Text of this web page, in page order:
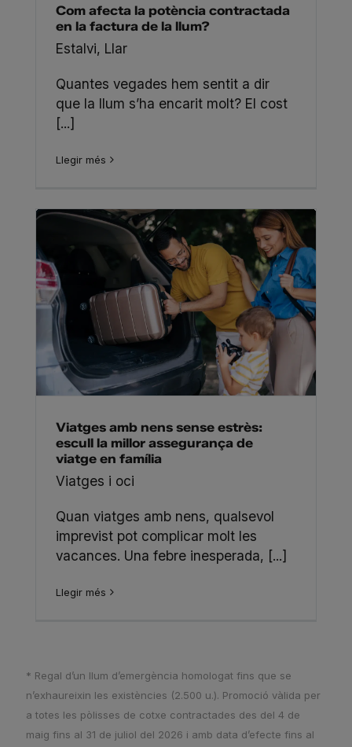
Com afecta la potència contractada
en la factura de la llum?
Estalvi, Llar
Quantes vegades hem sentit a dir
que la llum s’ha encarit molt? El cost
[...]
Llegir més
Viatges amb nens sense estrès:
escull la millor assegurança de
viatge en família
Viatges i oci
Quan viatges amb nens, qualsevol
imprevist pot complicar molt les
vacances. Una febre inesperada, [...]
Llegir més
* Regal d’un llum d’emergència homologat fins que se
n’exhaureixin les existències (2.500 u.). Promoció vàlida per
a totes les pòlisses de cotxe contractades des del 4 de
maig fins al 31 de juliol del 2026 i amb data d’efecte fins al